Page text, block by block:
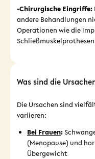
-Chirurgische Eingriffe:
andere Behandlungen
Operationen wie die
Was sind die
Die Ursachen sind
variieren:
Bei Frauen:
(Menopause) und
Übergewicht